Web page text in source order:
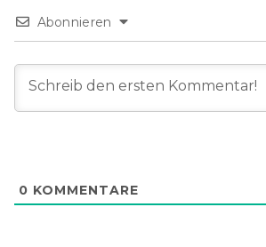
Abonnieren
0 KOMMENTARE